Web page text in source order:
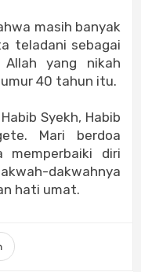
masih banyak
teladani sebagai
Allah yang nikah
40 tahun itu.
Syekh, Habib
Mari berdoa
memperbaiki diri
dakwahnya
hati umat.